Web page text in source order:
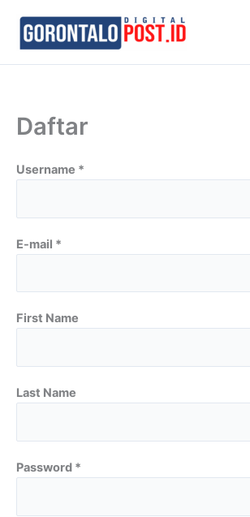
content
Daftar
Username *
E-mail *
First Name
Last Name
Password *